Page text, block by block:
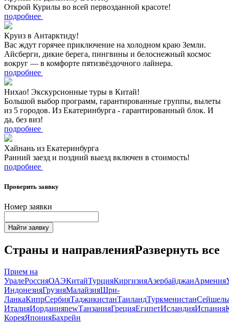
Открой Курилы во всей первозданной красоте!
подробнее
Круиз в Антарктиду!
Вас ждут горячее приключение на холодном краю Земли.
Айсберги, дикие берега, пингвины и белоснежный космос
вокруг — в комфорте пятизвёздочного лайнера.
подробнее
Нихао! Экскурсионные туры в Китай!
Большой выбор программ, гарантированные группы, вылеты
из 5 городов. Из Екатеринбурга - гарантированный блок. И
да, без виз!
подробнее
Хайнань из Екатеринбурга
Ранний заезд и поздний выезд включен в стоимость!
подробнее
Проверить заявку
Номер заявки
Найти заявку
Страны и направленияРазвернуть все
Прием на
УралеРоссияОАЭКитайТурцияКиргизияАзербайджанАрмения
ИндонезияГрузияМалайзияШри-
ЛанкаКипрСербияТаджикистанТаиландТуркменистан
ИталияИорданияnewТанзанияГрецияЕгипетИсландияИспания
КореяЯпонияБахрейн